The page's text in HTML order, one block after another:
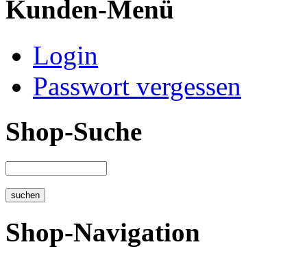
Kunden-Menü
Login
Passwort vergessen
Shop-Suche
Shop-Navigation